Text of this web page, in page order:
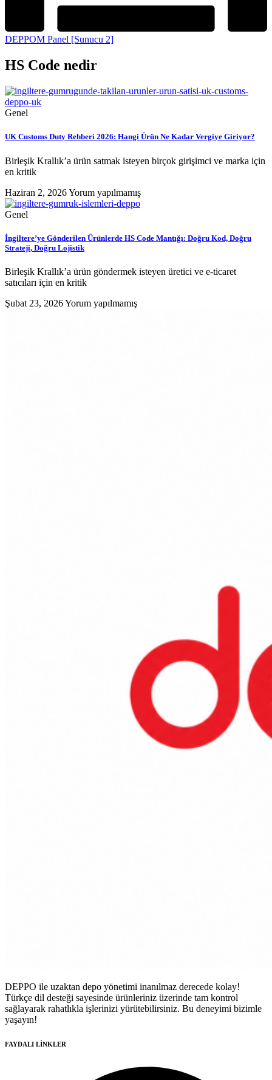
DEPPOM Panel [Sunucu 2]
HS Code nedir
Genel
UK Customs Duty Rehberi 2026: Hangi Ürün Ne Kadar Vergiye Giriyor?
Birleşik Krallık’a ürün satmak isteyen birçok girişimci ve marka için
en kritik
Haziran 2, 2026Yorum yapılmamış
Genel
İngiltere’ye Gönderilen Ürünlerde HS Code Mantığı: Doğru Kod, Doğru
Strateji, Doğru Lojistik
Birleşik Krallık’a ürün göndermek isteyen üretici ve e-ticaret
satıcıları için en kritik
Şubat 23, 2026Yorum yapılmamış
DEPPO ile uzaktan depo yönetimi inanılmaz derecede kolay!
Türkçe dil desteği sayesinde ürünleriniz üzerinde tam kontrol
sağlayarak rahatlıkla işlerinizi yürütebilirsiniz. Bu deneyimi bizimle
yaşayın!
FAYDALI LİNKLER